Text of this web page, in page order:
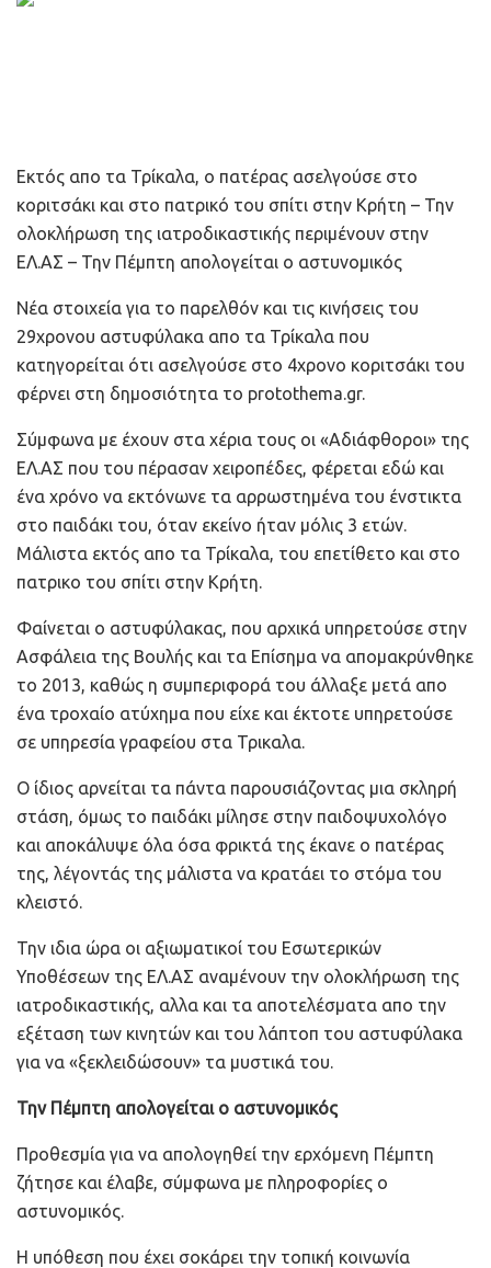
Εκτός απο τα Τρίκαλα, ο πατέρας ασελγούσε στο
κοριτσάκι και στο πατρικό του σπίτι στην Κρήτη – Την
ολοκλήρωση της ιατροδικαστικής περιμένουν στην
ΕΛ.ΑΣ – Την Πέμπτη απολογείται ο αστυνομικός
Νέα στοιχεία για το παρελθόν και τις κινήσεις του
29χρονου αστυφύλακα απο τα Τρίκαλα που
κατηγορείται ότι ασελγούσε στο 4χρονο κοριτσάκι του
φέρνει στη δημοσιότητα το protothema.gr.
Σύμφωνα με έχουν στα χέρια τους οι «Αδιάφθοροι» της
ΕΛ.ΑΣ που του πέρασαν χειροπέδες, φέρεται εδώ και
ένα χρόνο να εκτόνωνε τα αρρωστημένα του ένστικτα
στο παιδάκι του, όταν εκείνο ήταν μόλις 3 ετών.
Μάλιστα εκτός απο τα Τρίκαλα, του επετίθετο και στο
πατρικο του σπίτι στην Κρήτη.
Φαίνεται ο αστυφύλακας, που αρχικά υπηρετούσε στην
Ασφάλεια της Βουλής και τα Επίσημα να απομακρύνθηκε
το 2013, καθώς η συμπεριφορά του άλλαξε μετά απο
ένα τροχαίο ατύχημα που είχε και έκτοτε υπηρετούσε
σε υπηρεσία γραφείου στα Τρικαλα.
Ο ίδιος αρνείται τα πάντα παρουσιάζοντας μια σκληρή
στάση, όμως το παιδάκι μίλησε στην παιδοψυχολόγο
και αποκάλυψε όλα όσα φρικτά της έκανε ο πατέρας
της, λέγοντάς της μάλιστα να κρατάει το στόμα του
κλειστό.
Την ιδια ώρα οι αξιωματικοί του Εσωτερικών
Υποθέσεων της ΕΛ.ΑΣ αναμένουν την ολοκλήρωση της
ιατροδικαστικής, αλλα και τα αποτελέσματα απο την
εξέταση των κινητών και του λάπτοπ του αστυφύλακα
για να «ξεκλειδώσουν» τα μυστικά του.
Την Πέμπτη απολογείται ο αστυνομικός
Προθεσμία για να απολογηθεί την ερχόμενη Πέμπτη
ζήτησε και έλαβε, σύμφωνα με πληροφορίες ο
αστυνομικός.
H υπόθεση που έχει σοκάρει την τοπική κοινωνία